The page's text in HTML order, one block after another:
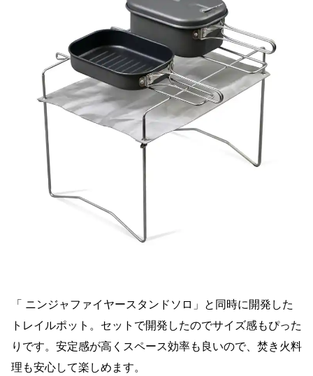
「 ニンジャファイヤースタンドソロ」と同時に開発した
トレイルポット。セットで開発したのでサイズ感もぴった
りです。安定感が高くスペース効率も良いので、焚き火料
理も安心して楽しめます。